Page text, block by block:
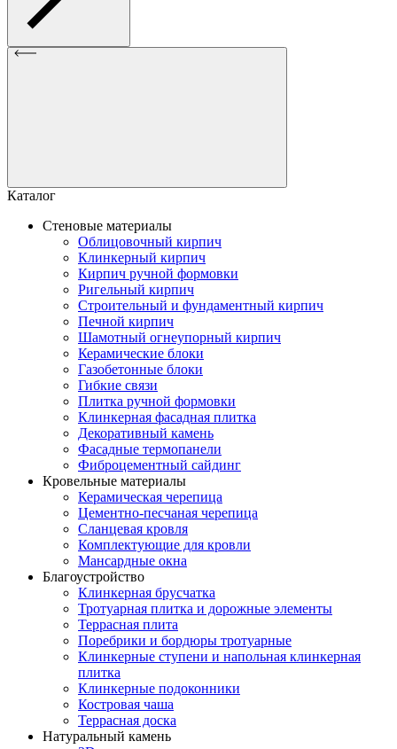
Каталог
Стеновые материалы
Облицовочный кирпич
Клинкерный кирпич
Кирпич ручной формовки
Ригельный кирпич
Строительный и фундаментный кирпич
Печной кирпич
Шамотный огнеупорный кирпич
Керамические блоки
Газобетонные блоки
Гибкие связи
Плитка ручной формовки
Клинкерная фасадная плитка
Декоративный камень
Фасадные термопанели
Фиброцементный сайдинг
Кровельные материалы
Керамическая черепица
Цементно-песчаная черепица
Сланцевая кровля
Комплектующие для кровли
Мансардные окна
Благоустройство
Клинкерная брусчатка
Тротуарная плитка и дорожные элементы
Террасная плита
Поребрики и бордюры тротуарные
Клинкерные ступени и напольная клинкерная
плитка
Клинкерные подоконники
Костровая чаша
Террасная доска
Натуральный камень